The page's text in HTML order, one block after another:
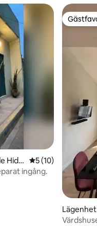
Hidal 5 av 5 i
5 (10)
ingång.